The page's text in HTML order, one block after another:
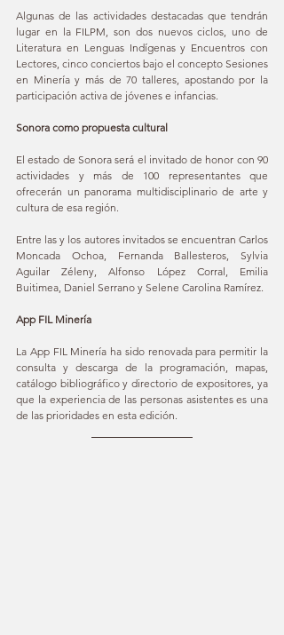
Algunas de las actividades destacadas que tendrán
lugar en la FILPM, son dos nuevos ciclos, uno de
Literatura en Lenguas Indígenas y Encuentros con
Lectores, cinco conciertos bajo el concepto Sesiones
en Minería y más de 70 talleres, apostando por la
participación activa de jóvenes e infancias.
Sonora como propuesta cultural
El estado de Sonora será el invitado de honor con 90
actividades y más de 100 representantes que
ofrecerán un panorama multidisciplinario de arte y
cultura de esa región.
Entre las y los autores invitados se encuentran Carlos
Moncada Ochoa, Fernanda Ballesteros, Sylvia
Aguilar Zéleny, Alfonso López Corral, Emilia
Buitimea, Daniel Serrano y Selene Carolina Ramírez.
App FIL Minería
La App FIL Minería ha sido renovada para permitir la
consulta y descarga de la programación, mapas,
catálogo bibliográfico y directorio de expositores, ya
que la experiencia de las personas asistentes es una
de las prioridades en esta edición.